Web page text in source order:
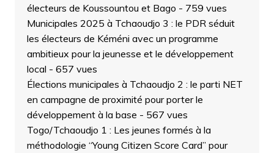
électeurs de Koussountou et Bago - 759 vues
Municipales 2025 à Tchaoudjo 3 : le PDR séduit
les électeurs de Kéméni avec un programme
ambitieux pour la jeunesse et le développement
local - 657 vues
Élections municipales à Tchaoudjo 2 : le parti NET
en campagne de proximité pour porter le
développement à la base - 567 vues
Togo/Tchaoudjo 1 : Les jeunes formés à la
méthodologie “Young Citizen Score Card” pour